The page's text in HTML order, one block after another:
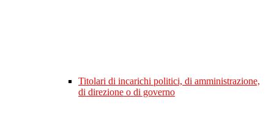
Titolari di incarichi politici, di amministrazione,
di direzione o di governo